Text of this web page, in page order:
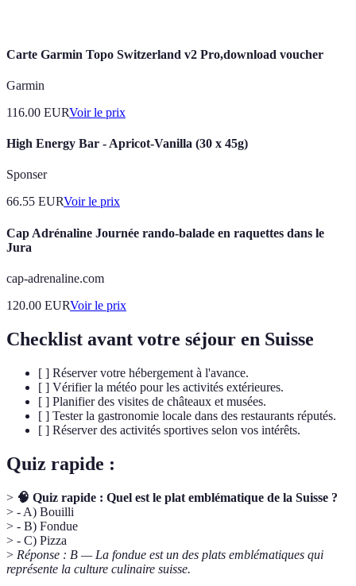
Carte Garmin Topo Switzerland v2 Pro,download voucher
Garmin
116.00 EURVoir le prix
High Energy Bar - Apricot-Vanilla (30 x 45g)
Sponser
66.55 EURVoir le prix
Cap Adrénaline Journée rando-balade en raquettes dans le
Jura
cap-adrenaline.com
120.00 EURVoir le prix
Checklist avant votre séjour en Suisse
[ ] Réserver votre hébergement à l'avance.
[ ] Vérifier la météo pour les activités extérieures.
[ ] Planifier des visites de châteaux et musées.
[ ] Tester la gastronomie locale dans des restaurants réputés.
[ ] Réserver des activités sportives selon vos intérêts.
Quiz rapide :
> 🧠 Quiz rapide : Quel est le plat emblématique de la Suisse ?
> - A) Bouilli
> - B) Fondue
> - C) Pizza
> Réponse : B — La fondue est un des plats emblématiques qui
représente la culture culinaire suisse.